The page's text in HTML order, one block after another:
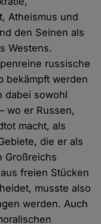
Atheismus und
den Seinen als
Westens.
russische
bekämpft werden
dabei sowohl
wo er Russen,
macht, als
die er als
Großreichs
freien Stücken
musste also
werden. Auch